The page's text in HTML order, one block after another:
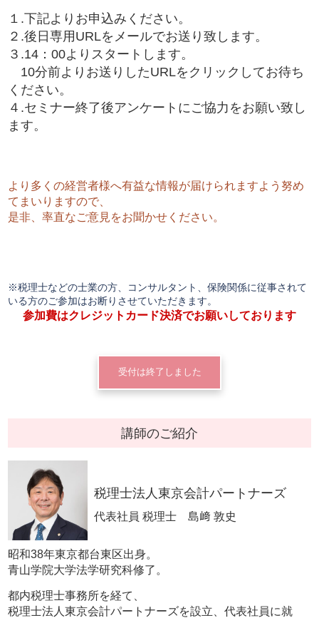
１.下記よりお申込みください。
２.後日専用URLをメールでお送り致します。
３.14：00よりスタートします。
10分前よりお送りしたURLをクリックしてお待ち
ください。
４.セミナー終了後アンケートにご協力をお願い致し
ます。
より多くの経営者様へ有益な情報が届けられますよう努め
てまいりますので、
是非、率直なご意見をお聞かせください。
※税理士などの士業の方、コンサルタント、保険関係に従事されて
いる方のご参加はお断りさせていただきます。
参加費はクレジットカード決済でお願いしております
受付は終了しました
講師のご紹介
税理士法人東京会計パートナーズ
代表社員 税理士 島﨑 敦史
昭和38年東京都台東区出身。
青山学院大学法学研究科修了。
都内税理士事務所を経て、
税理士法人東京会計パートナーズを設立、代表社員に就